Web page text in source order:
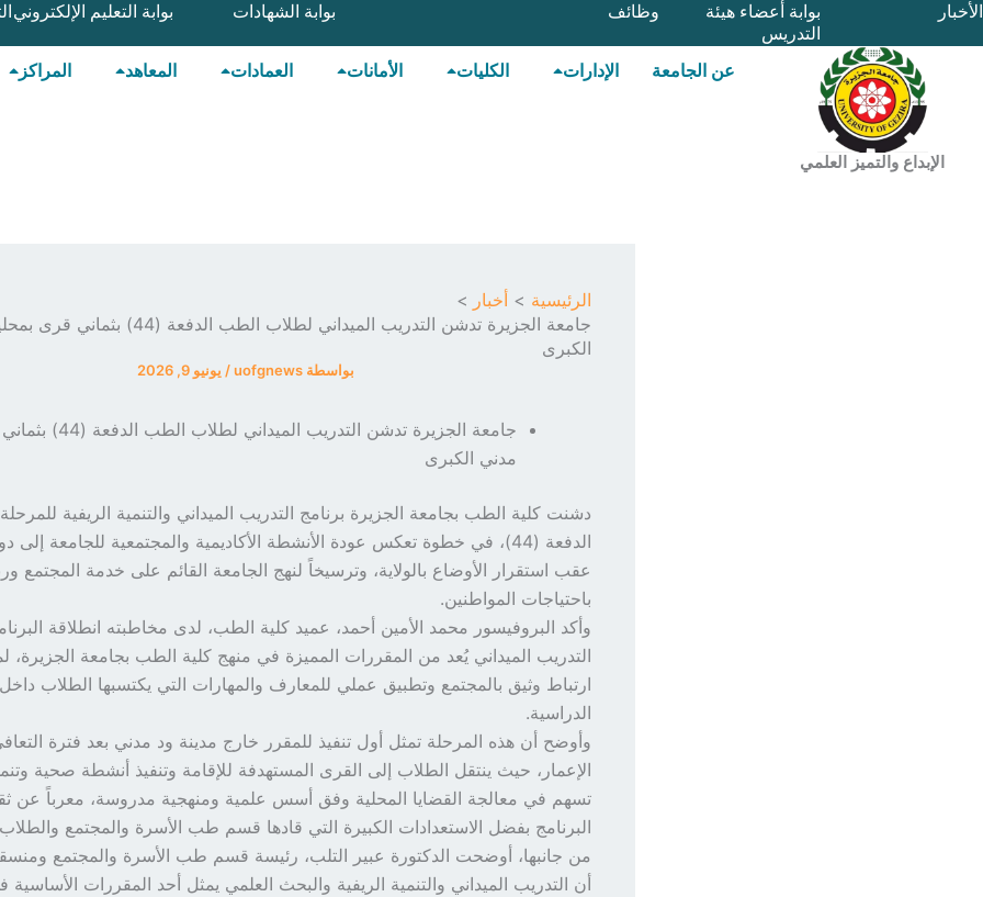
تخطي
إلى
الأخبار
بوابة أعضاء هيئة
التدريس
وظائف بوابة الشهادات بوابة التعليم الإلكتروني
الإبداع والتميز العلمي
عن الجامعة الإدارات الكليات الأمانات العمادات المعاهد المراكز
الرئيسية
أخبار
جامعة الجزيرة تدشن التدريب الميداني لطلاب الطب الدفعة
الكبرى
بواسطة uofgnews
/ يونيو 9, 2026
جامعة الجزيرة تدشن التدريب
مدني الكبرى
دشنت كلية الطب بجامعة الجزيرة برنامج التدريب الميداني والتنمية الريفية للمرحلة
الدفعة (44)، في خطوة تعكس عودة الأنشطة الأكاديمية والمجتمعية للجامعة إلى
عقب استقرار الأوضاع بالولاية، وترسيخاً لنهج الجامعة القائم على خدمة المجتمع
باحتياجات المواطنين.
وأكد البروفيسور محمد الأمين أحمد، عميد كلية الطب، لدى مخاطبته انطلاقة
التدريب الميداني يُعد من المقررات المميزة في منهج كلية الطب بجامعة الجزيرة،
ارتباط وثيق بالمجتمع وتطبيق عملي للمعارف والمهارات التي يكتسبها الطلاب
الدراسية.
وأوضح أن هذه المرحلة تمثل أول تنفيذ للمقرر خارج مدينة ود مدني بعد فترة
الإعمار، حيث ينتقل الطلاب إلى القرى المستهدفة للإقامة وتنفيذ أنشطة صحية
تسهم في معالجة القضايا المحلية وفق أسس علمية ومنهجية مدروسة، معرباً عن
البرنامج بفضل الاستعدادات الكبيرة التي قادها قسم طب الأسرة والمجتمع
من جانبها، أوضحت الدكتورة عبير التلب، رئيسة قسم طب الأسرة والمجتمع ومنسقة
أن التدريب الميداني والتنمية الريفية والبحث العلمي يمثل أحد المقررات